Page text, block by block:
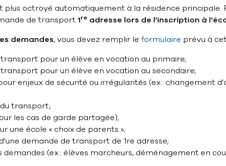
plus octroyé automatiquement à la résidence
de transport1re adresse lors de l'inscription à
demandes, vous devez remplir le formulaire prévu à
pour un élève en vocation au primaire;
pour un élève en vocation au secondaire;
enjeux de sécurité ou irrégularités (ex.: changement
transport;
les cas de garde partagée);
une école « choix de parents »;
demande de transport de 1re adresse;
demandes (ex.: élèves marcheurs, déménagement en